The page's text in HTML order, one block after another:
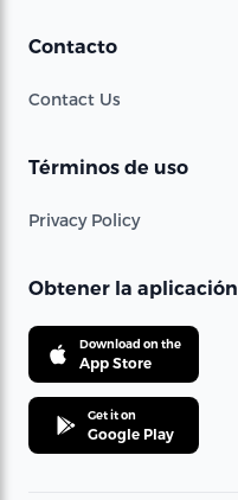
Contacto
Contact Us
Términos de uso
Privacy Policy
Obtener la aplicación
Download on the
App Store
Get it on
Google Play